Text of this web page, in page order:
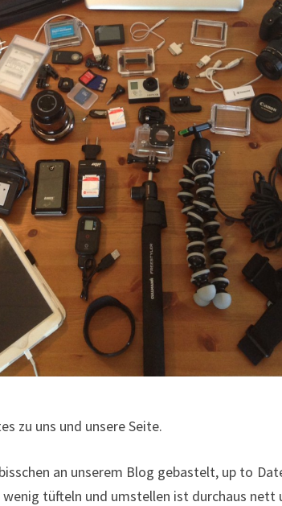
zu uns und unsere Seite.
an unserem Blog gebastelt, up to
tüfteln und umstellen ist durchaus nett